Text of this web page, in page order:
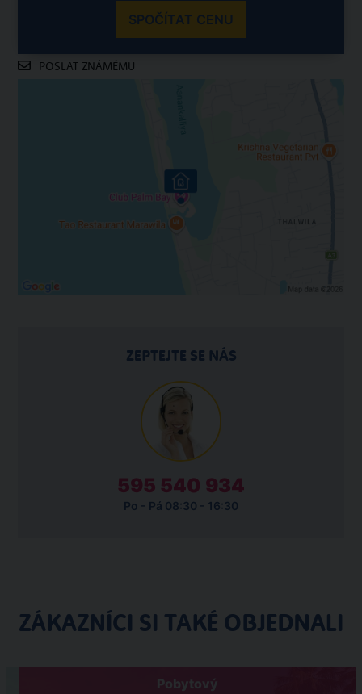
SPOČÍTAT CENU
POSLAT ZNÁMÉMU
ZEPTEJTE SE NÁS
595 540 934
Po - Pá 08:30 - 16:30
ZÁKAZNÍCI SI TAKÉ OBJEDNALI
Pobytový